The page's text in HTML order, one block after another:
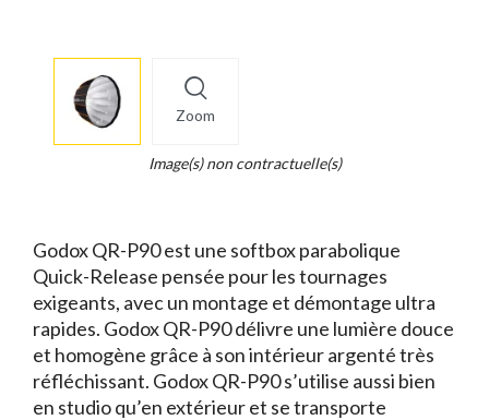
Zoom
info
Legend...
Image(s) non contractuelle(s)
Godox QR-P90 est une softbox parabolique
Quick-Release pensée pour les tournages
exigeants, avec un montage et démontage ultra
rapides. Godox QR-P90 délivre une lumière douce
et homogène grâce à son intérieur argenté très
réfléchissant. Godox QR-P90 s’utilise aussi bien
en studio qu’en extérieur et se transporte